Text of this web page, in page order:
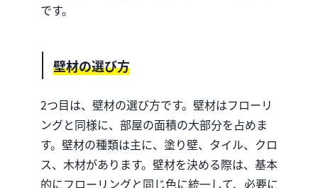
です。
壁材の選び方
2つ目は、壁材の選び方です。壁材はフローリ
ングと同様に、部屋の面積の大部分を占めま
す。壁材の種類は主に、塗り壁、タイル、クロ
ス、木材があります。壁材を決める際は、基本
的にフローリングと同じ色に統一して、必要に